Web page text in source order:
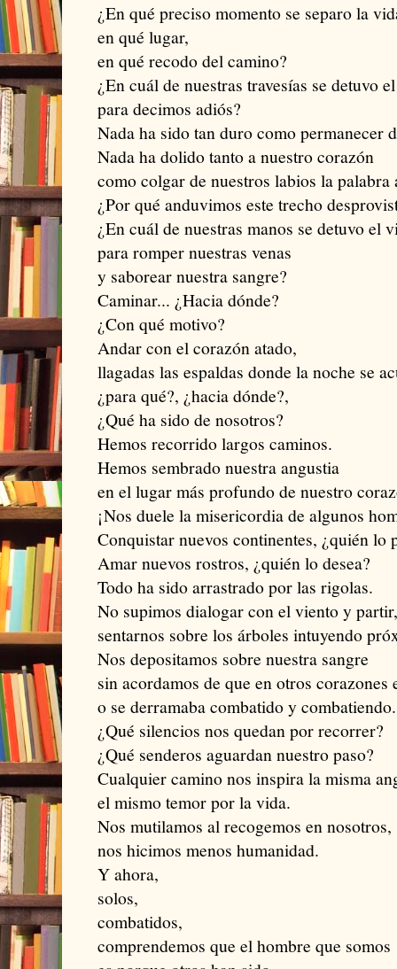
¿En qué preciso momento se separo la
en qué lugar,
en qué recodo del camino?
¿En cuál de nuestras travesías se detuvo
para decimos adiós?
Nada ha sido tan duro como permanecer
Nada ha dolido tanto a nuestro corazón
como colgar de nuestros labios la palabra
¿Por qué anduvimos este trecho
¿En cuál de nuestras manos se detuvo el
para romper nuestras venas
y saborear nuestra sangre?
Caminar... ¿Hacia dónde?
¿Con qué motivo?
Andar con el corazón atado,
llagadas las espaldas donde la noche se
¿para qué?, ¿hacia dónde?,
¿Qué ha sido de nosotros?
Hemos recorrido largos caminos.
Hemos sembrado nuestra angustia
en el lugar más profundo de nuestro
¡Nos duele la misericordia de algunos
Conquistar nuevos continentes, ¿quién lo
Amar nuevos rostros, ¿quién lo desea?
Todo ha sido arrastrado por las rigolas.
No supimos dialogar con el viento y partir,
sentarnos sobre los árboles intuyendo
Nos depositamos sobre nuestra sangre
sin acordamos de que en otros
o se derramaba combatido y combatiendo.
¿Qué silencios nos quedan por recorrer?
¿Qué senderos aguardan nuestro paso?
Cualquier camino nos inspira la misma
el mismo temor por la vida.
Nos mutilamos al recogemos en nosotros,
nos hicimos menos humanidad.
Y ahora,
solos,
combatidos,
comprendemos que el hombre que somos